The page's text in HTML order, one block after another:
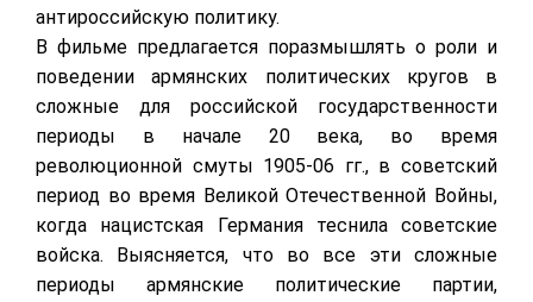
антироссийскую политику.
В фильме предлагается поразмышлять о роли и
поведении армянских политических кругов в
сложные для российской государственности
периоды в начале 20 века, во время
революционной смуты 1905-06 гг., в советский
период во время Великой Отечественной Войны,
когда нацистская Германия теснила советские
войска. Выясняется, что во все эти сложные
периоды армянские политические партии,